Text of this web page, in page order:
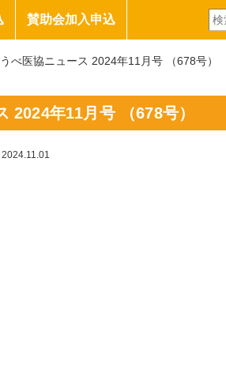
賛助会加入申込
べ医協ニュース 2024年11月号 （678号）
2024年11月号 （678号）
2024.11.01